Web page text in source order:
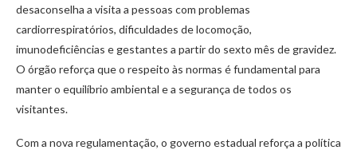
desaconselha a visita a pessoas com problemas
cardiorrespiratórios, dificuldades de locomoção,
imunodeficiências e gestantes a partir do sexto mês de gravidez.
O órgão reforça que o respeito às normas é fundamental para
manter o equilíbrio ambiental e a segurança de todos os
visitantes.
Com a nova regulamentação, o governo estadual reforça a política